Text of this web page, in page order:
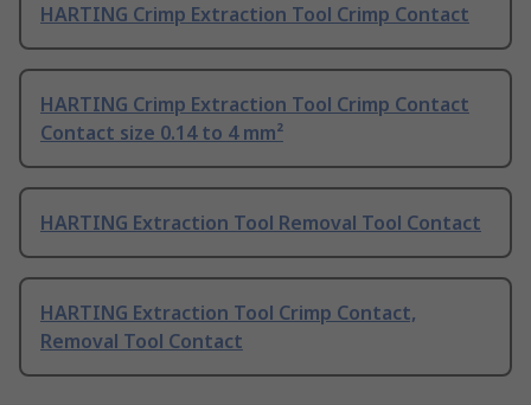
HARTING Crimp Extraction Tool Crimp Contact
HARTING Crimp Extraction Tool Crimp Contact
Contact size 0.14 to 4 mm²
HARTING Extraction Tool Removal Tool Contact
HARTING Extraction Tool Crimp Contact,
Removal Tool Contact